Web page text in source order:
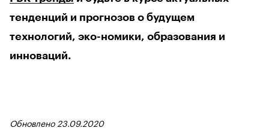
тенденций и прогнозов о будущем
технологий, эко-номики, образования и
инноваций.
Обновлено 23.09.2020